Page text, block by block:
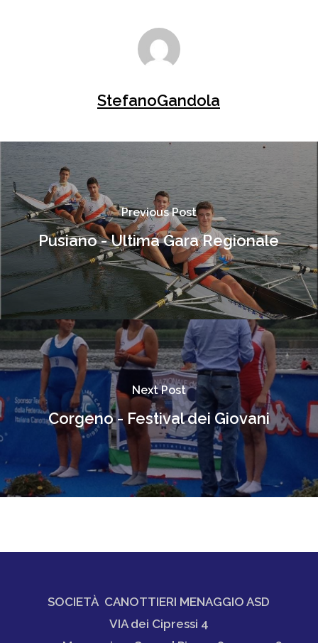
StefanoGandola
Previous Post
Pusiano - Ultima Gara Regionale
Next Post
Corgeno - Festival dei Giovani
SOCIETÀ CANOTTIERI MENAGGIO ASD
VIA dei Cipressi 4